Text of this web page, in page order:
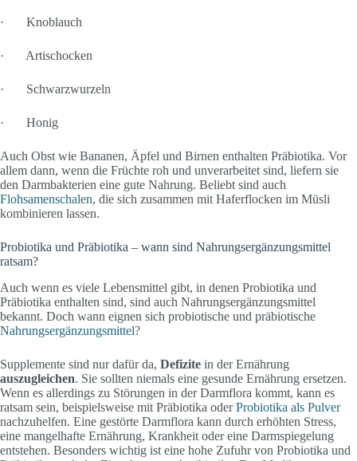
· Knoblauch
· Artischocken
· Schwarzwurzeln
· Honig
Auch Obst wie Bananen, Äpfel und Birnen enthalten Präbiotika. Vor
allem dann, wenn die Früchte roh und unverarbeitet sind, liefern sie
den Darmbakterien eine gute Nahrung. Beliebt sind auch
Flohsamenschalen, die sich zusammen mit Haferflocken im Müsli
kombinieren lassen.
Probiotika und Präbiotika – wann sind Nahrungsergänzungsmittel
ratsam?
Auch wenn es viele Lebensmittel gibt, in denen Probiotika und
Präbiotika enthalten sind, sind auch Nahrungsergänzungsmittel
bekannt. Doch wann eignen sich probiotische und präbiotische
Nahrungsergänzungsmittel?
Supplemente sind nur dafür da, Defizite in der Ernährung
auszugleichen. Sie sollten niemals eine gesunde Ernährung ersetzen.
Wenn es allerdings zu Störungen in der Darmflora kommt, kann es
ratsam sein, beispielsweise mit Präbiotika oderProbiotika als Pulver
nachzuhelfen. Eine gestörte Darmflora kann durch erhöhten Stress,
eine mangelhafte Ernährung, Krankheit oder eine Darmspiegelung
entstehen. Besonders wichtig ist eine hohe Zufuhr von Probiotika und